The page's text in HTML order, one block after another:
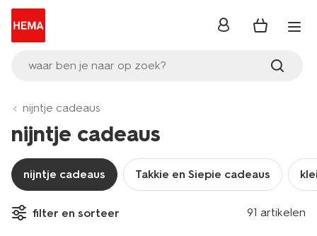
waar ben je naar op zoek?
inloggen
nijntje cadeaus
nijntje cadeaus
nijntje cadeaus Takkie en Siepie cadeaus
filter en sorteer 91 artikelen